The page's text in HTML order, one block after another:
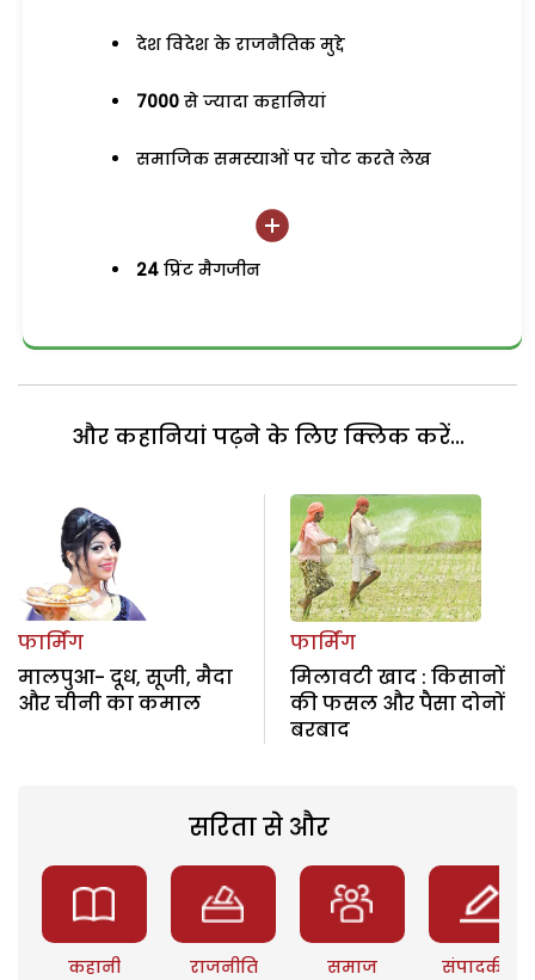
देश विदेश के राजनैतिक मुद्दे
7000 से ज्यादा कहानियां
समाजिक समस्याओं पर चोट करते लेख
24 प्रिंट मैगजीन
और कहानियां पढ़ने के लिए क्लिक करें...
फार्मिंग
मालपुआ- दूध, सूजी, मैदा
और चीनी का कमाल
फार्मिंग
मिलावटी खाद : किसानों
की फसल और पैसा दोनों
बरबाद
सरिता से और
कहानी राजनीति समाज संपादकीय